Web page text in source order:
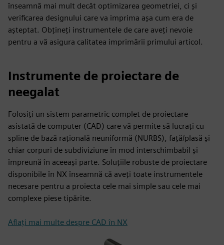
înseamnă mai mult decât optimizarea geometriei, ci și
verificarea designului care va imprima așa cum era de
așteptat. Obțineți instrumentele de care aveți nevoie
pentru a vă asigura calitatea imprimării primului articol.
Instrumente de proiectare de
neegalat
Folosiți un sistem parametric complet de proiectare
asistată de computer (CAD) care vă permite să lucrați cu
spline de bază rațională neuniformă (NURBS), față/plasă și
chiar corpuri de subdiviziune în mod interschimbabil și
împreună în aceeași parte. Soluțiile robuste de proiectare
disponibile în NX înseamnă că aveți toate instrumentele
necesare pentru a proiecta cele mai simple sau cele mai
complexe piese tipărite.
Aflați mai multe despre CAD în NX